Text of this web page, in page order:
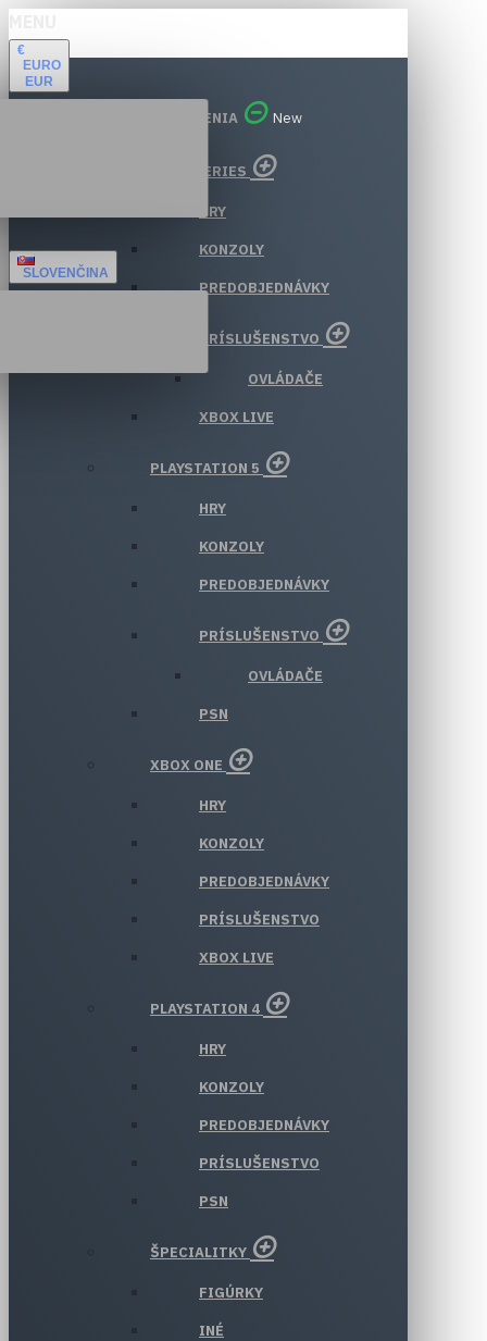
€
EURO
EUR
SLOVENČINA
VŠETKY ODDELENIA New
XBOX SERIES
HRY
KONZOLY
PREDOBJEDNÁVKY
PRÍSLUŠENSTVO
OVLÁDAČE
XBOX LIVE
PLAYSTATION 5
HRY
KONZOLY
PREDOBJEDNÁVKY
PRÍSLUŠENSTVO
OVLÁDAČE
PSN
XBOX ONE
HRY
KONZOLY
PREDOBJEDNÁVKY
PRÍSLUŠENSTVO
XBOX LIVE
PLAYSTATION 4
HRY
KONZOLY
PREDOBJEDNÁVKY
PRÍSLUŠENSTVO
PSN
ŠPECIALITKY
FIGÚRKY
INÉ